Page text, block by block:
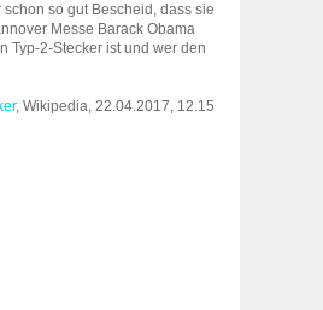
so gut Bescheid, dass sie
Messe Barack Obama
Typ-2-Stecker ist und wer den
, Wikipedia, 22.04.2017, 12.15